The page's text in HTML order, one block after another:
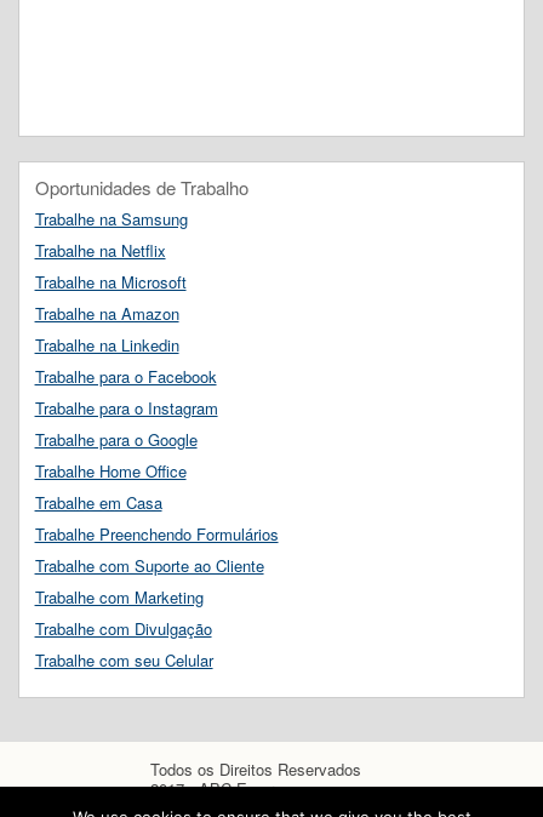
Oportunidades de Trabalho
Trabalhe na Samsung
Trabalhe na Netflix
Trabalhe na Microsoft
Trabalhe na Amazon
Trabalhe na Linkedin
Trabalhe para o Facebook
Trabalhe para o Instagram
Trabalhe para o Google
Trabalhe Home Office
Trabalhe em Casa
Trabalhe Preenchendo Formulários
Trabalhe com Suporte ao Cliente
Trabalhe com Marketing
Trabalhe com Divulgação
Trabalhe com seu Celular
Todos os Direitos Reservados
2017 - ABC Empregos